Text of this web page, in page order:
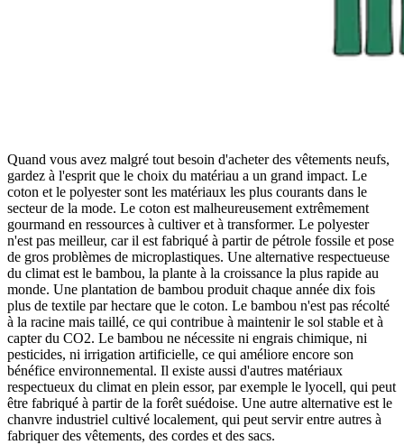
Quand vous avez malgré tout besoin d'acheter des vêtements neufs,
gardez à l'esprit que le choix du matériau a un grand impact. Le
coton et le polyester sont les matériaux les plus courants dans le
secteur de la mode. Le coton est malheureusement extrêmement
gourmand en ressources à cultiver et à transformer. Le polyester
n'est pas meilleur, car il est fabriqué à partir de pétrole fossile et pose
de gros problèmes de microplastiques. Une alternative respectueuse
du climat est le bambou, la plante à la croissance la plus rapide au
monde. Une plantation de bambou produit chaque année dix fois
plus de textile par hectare que le coton. Le bambou n'est pas récolté
à la racine mais taillé, ce qui contribue à maintenir le sol stable et à
capter du CO2. Le bambou ne nécessite ni engrais chimique, ni
pesticides, ni irrigation artificielle, ce qui améliore encore son
bénéfice environnemental. Il existe aussi d'autres matériaux
respectueux du climat en plein essor, par exemple le lyocell, qui peut
être fabriqué à partir de la forêt suédoise. Une autre alternative est le
chanvre industriel cultivé localement, qui peut servir entre autres à
fabriquer des vêtements, des cordes et des sacs.